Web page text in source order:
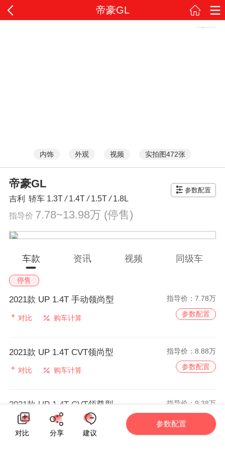
帝豪GL
内饰 外观 视频 实拍图472张
帝豪GL
吉利 轿车 1.3T/1.4T/1.5T/1.8L
参数配置
指导价 7.78~13.98万 (停售)
车款 资讯 视频 同级车
停售
2021款 UP 1.4T 手动领尚型 指导价：7.78万
对比 购车计算 参数配置
2021款 UP 1.4T CVT领尚型 指导价：8.88万
对比 购车计算 参数配置
2021款 UP 1.4T CVT领尊型 指导价：9.38万
对比 购车计算
参数配置
对比
分享 建议
参数配置